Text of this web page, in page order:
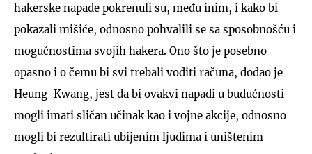
hakerske napade pokrenuli su, među inim, i kako bi
pokazali mišiće, odnosno pohvalili se sa sposobnošću i
mogućnostima svojih hakera. Ono što je posebno
opasno i o čemu bi svi trebali voditi računa, dodao je
Heung-Kwang, jest da bi ovakvi napadi u budućnosti
mogli imati sličan učinak kao i vojne akcije, odnosno
mogli bi rezultirati ubijenim ljudima i uništenim